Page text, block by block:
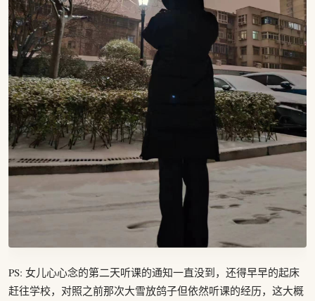
PS: 女儿心心念的第二天听课的通知一直没到，还得早早的起床
赶往学校，对照之前那次大雪放鸽子但依然听课的经历，这大概